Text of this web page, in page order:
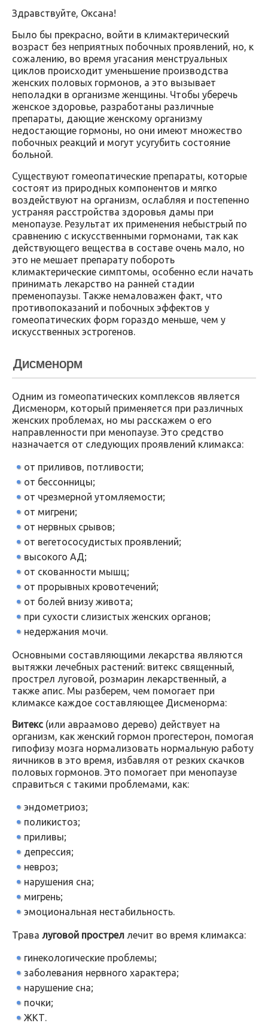
Здравствуйте, Оксана!
Было бы прекрасно, войти в климактерический
возраст без неприятных побочных проявлений, но, к
сожалению, во время угасания менструальных
циклов происходит уменьшение производства
женских половых гормонов, а это вызывает
неполадки в организме женщины. Чтобы уберечь
женское здоровье, разработаны различные
препараты, дающие женскому организму
недостающие гормоны, но они имеют множество
побочных реакций и могут усугубить состояние
больной.
Существуют гомеопатические препараты, которые
состоят из природных компонентов и мягко
воздействуют на организм, ослабляя и постепенно
устраняя расстройства здоровья дамы при
менопаузе. Результат их применения небыстрый по
сравнению с искусственными гормонами, так как
действующего вещества в составе очень мало, но
это не мешает препарату побороть
климактерические симптомы, особенно если начать
принимать лекарство на ранней стадии
пременопаузы. Также немаловажен факт, что
противопоказаний и побочных эффектов у
гомеопатических форм гораздо меньше, чем у
искусственных эстрогенов.
Дисменорм
Одним из гомеопатических комплексов является
Дисменорм, который применяется при различных
женских проблемах, но мы расскажем о его
направленности при менопаузе. Это средство
назначается от следующих проявлений климакса:
от приливов, потливости;
от бессонницы;
от чрезмерной утомляемости;
от мигрени;
от нервных срывов;
от вегетососудистых проявлений;
высокого АД;
от скованности мышц;
от прорывных кровотечений;
от болей внизу живота;
при сухости слизистых женских органов;
недержания мочи.
Основными составляющими лекарства являются
вытяжки лечебных растений: витекс священный,
прострел луговой, розмарин лекарственный, а
также апис. Мы разберем, чем помогает при
климаксе каждое составляющее Дисменорма:
Витекс (или авраамово дерево) действует на
организм, как женский гормон прогестерон, помогая
гипофизу мозга нормализовать нормальную работу
яичников в это время, избавляя от резких скачков
половых гормонов. Это помогает при менопаузе
справиться с такими проблемами, как:
эндометриоз;
поликистоз;
приливы;
депрессия;
невроз;
нарушения сна;
мигрень;
эмоциональная нестабильность.
Трава луговой прострел лечит во время климакса:
гинекологические проблемы;
заболевания нервного характера;
нарушение сна;
почки;
ЖКТ.